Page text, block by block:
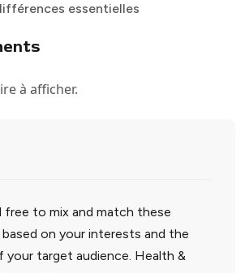
essentielles
à afficher.
free to mix and match these
on your interests and the
your target audience. Health &